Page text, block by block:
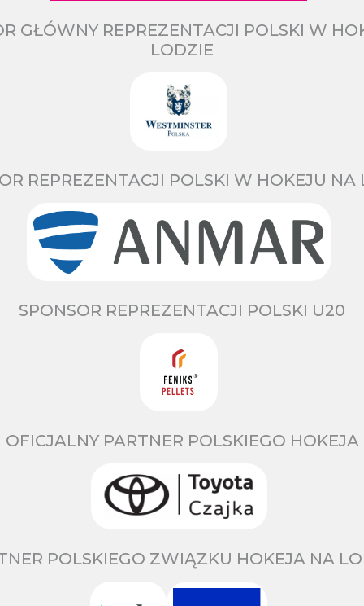
GŁÓWNY REPREZENTACJI POLSKI W
LODZIE
REPREZENTACJI POLSKI W HOKEJU NA
SPONSOR REPREZENTACJI POLSKI U20
OFICJALNY PARTNER POLSKIEGO HOKEJA
POLSKIEGO ZWIĄZKU HOKEJA NA